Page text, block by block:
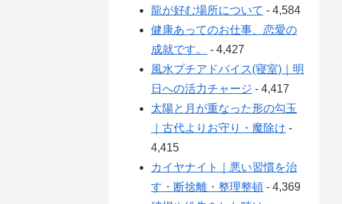
龍が好む場所について - 4,584
健康あってのお仕事、恋愛の
成就です。
- 4,427
風水プチアドバイス(寝室)｜明
日への活力チャージ - 4,417
太陽と月が重なった形の勾玉
｜古代よりお守り・魔除け -
4,415
カイヤナイト｜悪い習慣を治
す・断捨離・整理整頓 - 4,369